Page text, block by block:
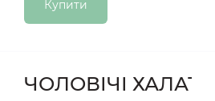
Купити
ЧОЛОВІЧІ ХАЛАТИ